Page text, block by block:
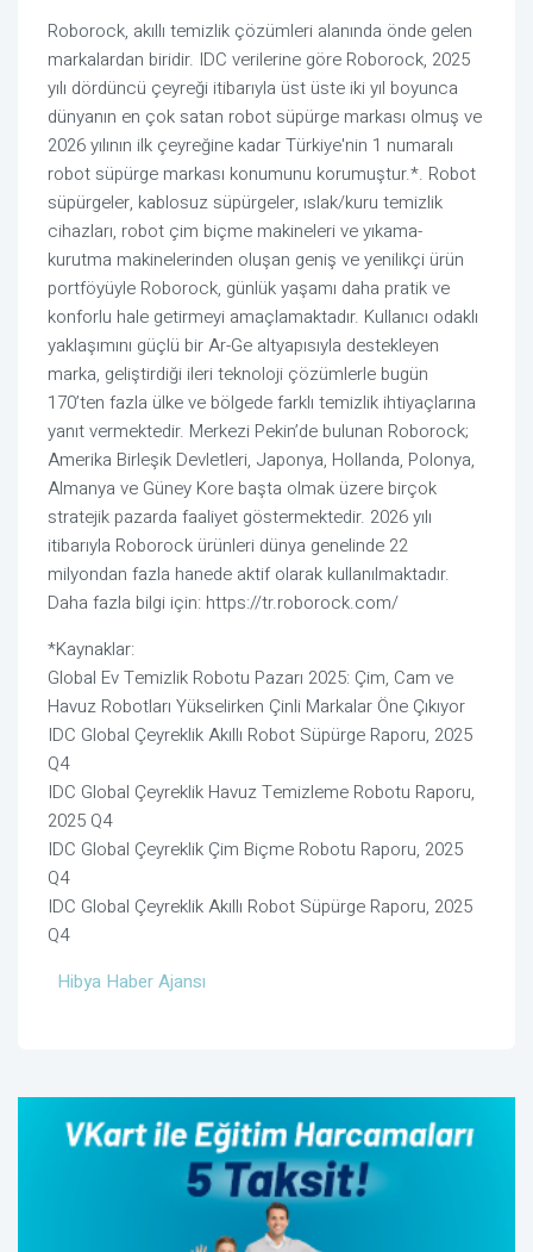
Roborock, akıllı temizlik çözümleri alanında önde gelen
markalardan biridir. IDC verilerine göre Roborock, 2025
yılı dördüncü çeyreği itibarıyla üst üste iki yıl boyunca
dünyanın en çok satan robot süpürge markası olmuş ve
2026 yılının ilk çeyreğine kadar Türkiye'nin 1 numaralı
robot süpürge markası konumunu korumuştur.*. Robot
süpürgeler, kablosuz süpürgeler, ıslak/kuru temizlik
cihazları, robot çim biçme makineleri ve yıkama-
kurutma makinelerinden oluşan geniş ve yenilikçi ürün
portföyüyle Roborock, günlük yaşamı daha pratik ve
konforlu hale getirmeyi amaçlamaktadır. Kullanıcı odaklı
yaklaşımını güçlü bir Ar-Ge altyapısıyla destekleyen
marka, geliştirdiği ileri teknoloji çözümlerle bugün
170’ten fazla ülke ve bölgede farklı temizlik ihtiyaçlarına
yanıt vermektedir. Merkezi Pekin’de bulunan Roborock;
Amerika Birleşik Devletleri, Japonya, Hollanda, Polonya,
Almanya ve Güney Kore başta olmak üzere birçok
stratejik pazarda faaliyet göstermektedir. 2026 yılı
itibarıyla Roborock ürünleri dünya genelinde 22
milyondan fazla hanede aktif olarak kullanılmaktadır.
Daha fazla bilgi için: https://tr.roborock.com/
*Kaynaklar:
Global Ev Temizlik Robotu Pazarı 2025: Çim, Cam ve
Havuz Robotları Yükselirken Çinli Markalar Öne Çıkıyor
IDC Global Çeyreklik Akıllı Robot Süpürge Raporu, 2025
Q4
IDC Global Çeyreklik Havuz Temizleme Robotu Raporu,
2025 Q4
IDC Global Çeyreklik Çim Biçme Robotu Raporu, 2025
Q4
IDC Global Çeyreklik Akıllı Robot Süpürge Raporu, 2025
Q4
Hibya Haber Ajansı